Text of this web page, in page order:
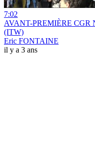
7:02
AVANT-PREMIÈRE CGR
(ITW)
Eric FONTAINE
il y a 3 ans